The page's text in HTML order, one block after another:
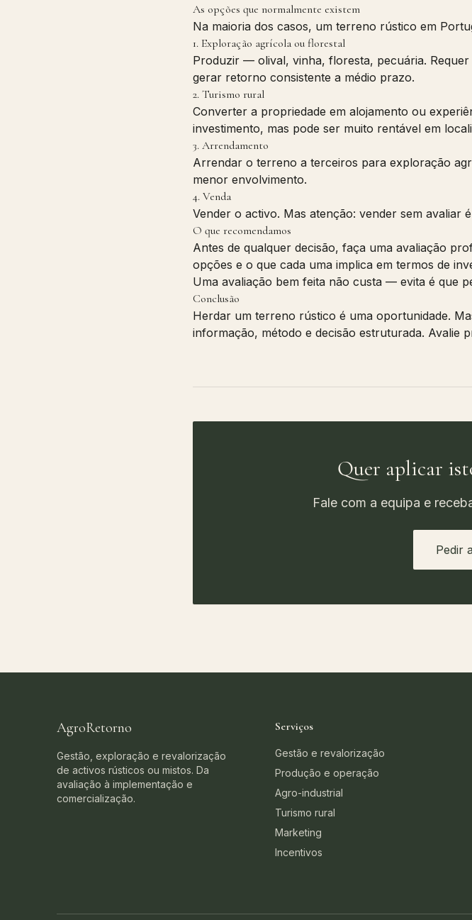
As opções que normalmente existem
Na maioria dos casos, um terreno rústico em
1. Exploração agrícola ou florestal
Produzir — olival, vinha, floresta, pecuária.
gerar retorno consistente a médio prazo.
2. Turismo rural
Converter a propriedade em alojamento ou
investimento, mas pode ser muito rentável em
3. Arrendamento
Arrendar o terreno a terceiros para exploração
menor envolvimento.
4. Venda
Vender o activo. Mas atenção: vender sem avaliar
O que recomendamos
Antes de qualquer decisão, faça uma avaliação
opções e o que cada uma implica em termos de
Uma avaliação bem feita não custa — evita é que
Conclusão
Herdar um terreno rústico é uma oportunidade.
informação, método e decisão estruturada. Avalie
Quer aplicar
Fale com a equipa e
Pedir
AgroRetorno
Gestão, exploração e revalorização
de activos rústicos ou mistos. Da
avaliação à implementação e
comercialização.
Serviços
Gestão e revalorização
Produção e operação
Agro-industrial
Turismo rural
Marketing
Incentivos